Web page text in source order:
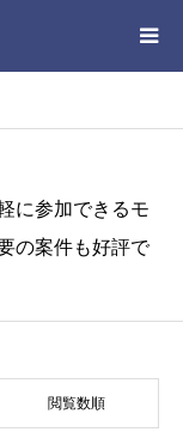
に参加できるモ
の案件も好評で
閲覧数順